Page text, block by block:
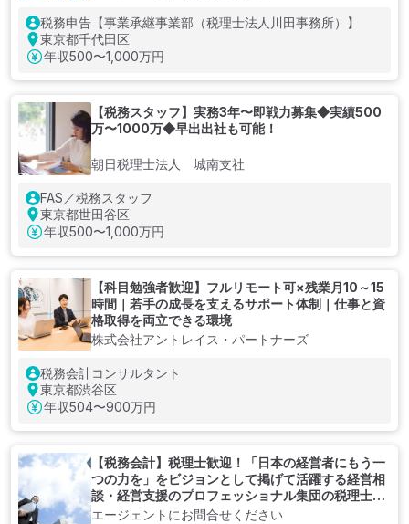
税務申告【事業承継事業部（税理士法人川田事務所）】
東京都千代田区
年収500〜1,000万円
【税務スタッフ】実務3年〜即戦力募集◆実績500
万〜1000万◆早出出社も可能！
朝日税理士法人 城南支社
FAS／税務スタッフ
東京都世田谷区
年収500〜1,000万円
【科目勉強者歓迎】フルリモート可×残業月10～15
時間｜若手の成長を支えるサポート体制｜仕事と資
格取得を両立できる環境
株式会社アントレイス・パートナーズ
税務会計コンサルタント
東京都渋谷区
年収504〜900万円
【税務会計】税理士歓迎！「日本の経営者にもう一
つの力を」をビジョンとして掲げて活躍する経営相
談・経営支援のプロフェッショナル集団の税理士法
人
エージェントにお問合せください